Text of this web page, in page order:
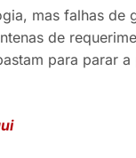
mas falhas
de
para parar